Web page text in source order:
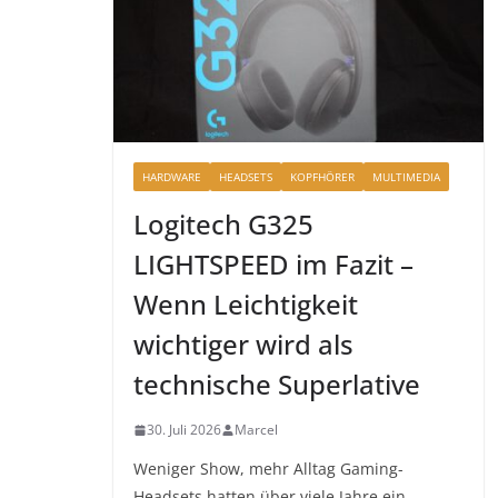
HARDWARE HEADSETS KOPFHÖRER MULTIMEDIA
Logitech G325
LIGHTSPEED im Fazit –
Wenn Leichtigkeit
wichtiger wird als
technische Superlative
30. Juli 2026 Marcel
Weniger Show, mehr Alltag Gaming-